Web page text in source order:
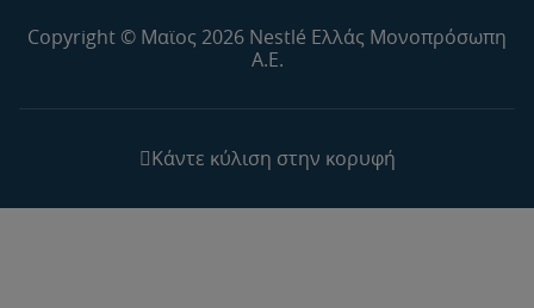
Copyright © Μαϊος 2026 Nestlé Ελλάς Μονοπρόσωπη
Α.Ε.
Κάντε κύλιση στην κορυφή